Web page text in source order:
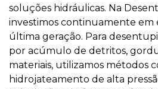
soluções hidráulicas. Na
investimos continuamente em
última geração. Para
por acúmulo de detritos,
materiais, utilizamos métodos
hidrojateamento de alta